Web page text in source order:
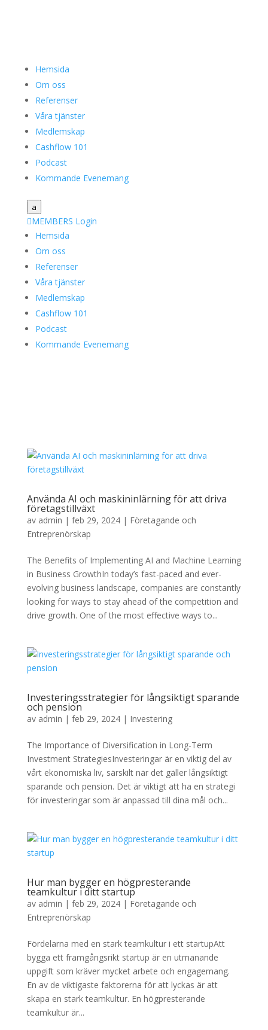
Hemsida
Om oss
Referenser
Våra tjänster
Medlemskap
Cashflow 101
Podcast
Kommande Evenemang
a
MEMBERS Login
Hemsida
Om oss
Referenser
Våra tjänster
Medlemskap
Cashflow 101
Podcast
Kommande Evenemang
Använda AI och maskininlärning för att driva
företagstillväxt
av admin | feb 29, 2024| Företagande och
Entreprenörskap
The Benefits of Implementing AI and Machine Learning
in Business GrowthIn today’s fast-paced and ever-
evolving business landscape, companies are constantly
looking for ways to stay ahead of the competition and
drive growth. One of the most effective ways to...
Investeringsstrategier för långsiktigt sparande
och pension
av admin | feb 29, 2024| Investering
The Importance of Diversification in Long-Term
Investment StrategiesInvesteringar är en viktig del av
vårt ekonomiska liv, särskilt när det gäller långsiktigt
sparande och pension. Det är viktigt att ha en strategi
för investeringar som är anpassad till dina mål och...
Hur man bygger en högpresterande
teamkultur i ditt startup
av admin | feb 29, 2024| Företagande och
Entreprenörskap
Fördelarna med en stark teamkultur i ett startupAtt
bygga ett framgångsrikt startup är en utmanande
uppgift som kräver mycket arbete och engagemang.
En av de viktigaste faktorerna för att lyckas är att
skapa en stark teamkultur. En högpresterande
teamkultur är...